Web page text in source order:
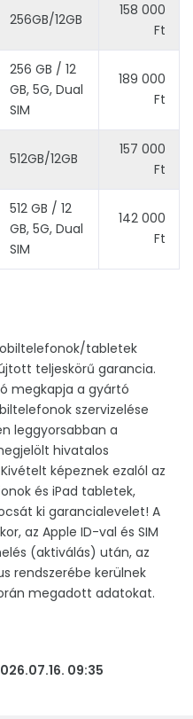
256GB/12GB
158 000
Ft
256 GB / 12
GB, 5G, Dual
SIM
189 000
Ft
512GB/12GB
157 000
Ft
512 GB / 12
GB, 5G, Dual
SIM
142 000
Ft
tabletek
teljeskörű garancia.
megkapja a gyártó
szervizelése
leggyorsabban a
hivatalos
képeznek ezalól az
és iPad tabletek,
ki garancialevelet! A
az Apple ID-val és SIM
(aktiválás) után, az
rendszerébe kerülnek
megadott adatokat.
09:35